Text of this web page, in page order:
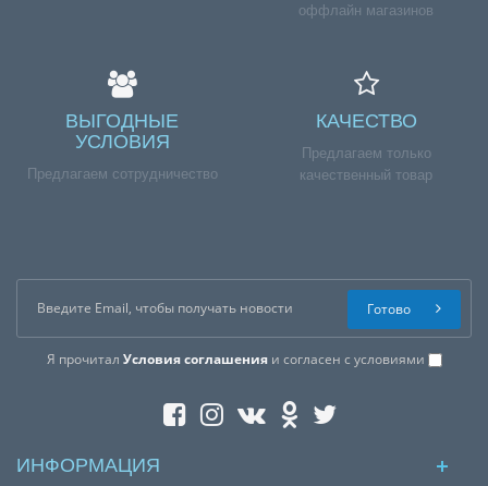
оффлайн магазинов
ВЫГОДНЫЕ
УСЛОВИЯ
Предлагаем сотрудничество
КАЧЕСТВО
Предлагаем только
качественный товар
Я прочитал Условия соглашенияи согласен с условиями
Готово
ИНФОРМАЦИЯ